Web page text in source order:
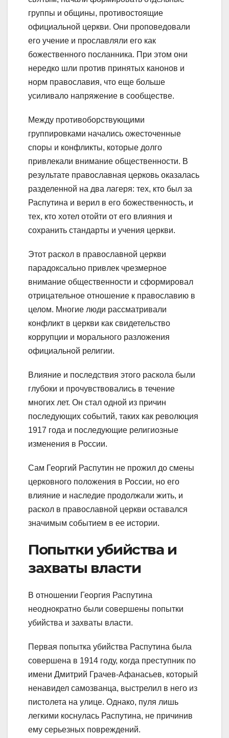
группы и общины, противостоящие
официальной церкви. Они проповедовали
его учение и прославляли его как
божественного посланника. При этом они
нередко шли против принятых канонов и
норм православия, что еще больше
усиливало напряжение в сообществе.
Между противоборствующими
группировками начались ожесточенные
споры и конфликты, которые долго
привлекали внимание общественности. В
результате православная церковь оказалась
разделенной на два лагеря: тех, кто был за
Распутина и верил в его божественность, и
тех, кто хотел отойти от его влияния и
сохранить стандарты и учения церкви.
Этот раскол в православной церкви
парадоксально привлек чрезмерное
внимание общественности и сформировал
отрицательное отношение к православию в
целом. Многие люди рассматривали
конфликт в церкви как свидетельство
коррупции и морального разложения
официальной религии.
Влияние и последствия этого раскола были
глубоки и прочувствовались в течение
многих лет. Он стал одной из причин
последующих событий, таких как революция
1917 года и последующие религиозные
изменения в России.
Сам Георгий Распутин не прожил до смены
церковного положения в России, но его
влияние и наследие продолжали жить, и
раскол в православной церкви оставался
значимым событием в ее истории.
Попытки убийства и
захваты власти
В отношении Георгия Распутина
неоднократно были совершены попытки
убийства и захваты власти.
Первая попытка убийства Распутина была
совершена в 1914 году, когда преступник по
имени Дмитрий Грачев-Афанасьев, который
ненавидел самозванца, выстрелил в него из
пистолета на улице. Однако, пуля лишь
легкими коснулась Распутина, не причинив
ему серьезных повреждений.